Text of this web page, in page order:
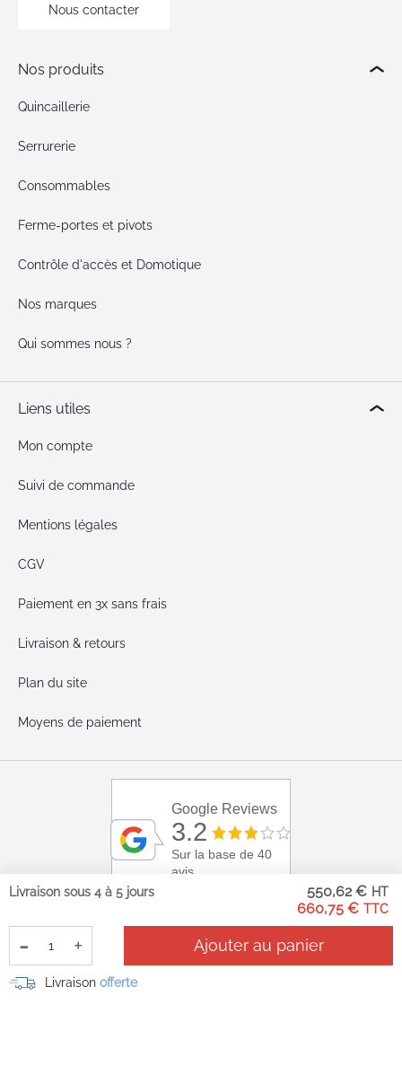
660,75 €
550,62 €
Livraison sous 4 à 5 jours
- + Ajouter au panier
Livraison offerte
Nous contacter
Nos produits
Quincaillerie
Serrurerie
Consommables
Ferme-portes et pivots
Contrôle d'accès et Domotique
Nos marques
Qui sommes nous ?
Liens utiles
Mon compte
Suivi de commande
Mentions légales
CGV
Paiement en 3x sans frais
Livraison & retours
Plan du site
Moyens de paiement
Google Reviews
3.2
Sur la base de 40
avis